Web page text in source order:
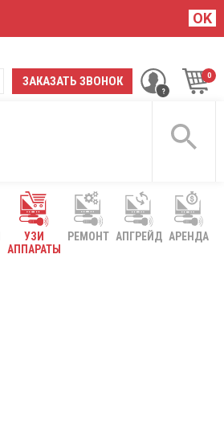
OK
ЗАКАЗАТЬ ЗВОНОК
УЗИ
АППАРАТЫ
РЕМОНТ АПГРЕЙД АРЕНДА